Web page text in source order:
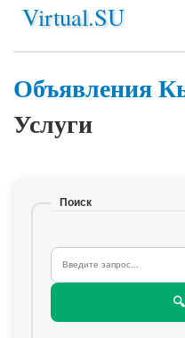
Virtual.SU
Объявления
Услуги
Поиск